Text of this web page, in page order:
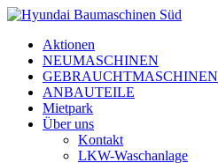
Aktionen
NEUMASCHINEN
GEBRAUCHTMASCHINEN
ANBAUTEILE
Mietpark
Über uns
Kontakt
LKW-Waschanlage